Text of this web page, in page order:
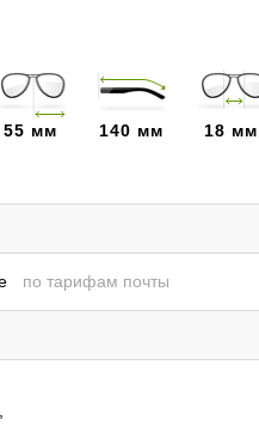
55 мм 140 мм 18 мм
по тарифам почты